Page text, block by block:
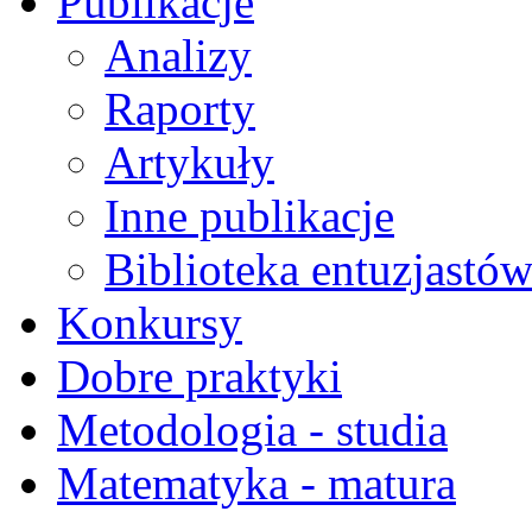
Analizy
Raporty
Artykuły
Inne publikacje
Biblioteka
Konkursy
Dobre praktyki
Metodologia - studia
Matematyka - matura